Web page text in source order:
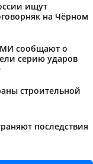
ищут
на Чёрном
сообщают о
серию ударов
строительной
последствия